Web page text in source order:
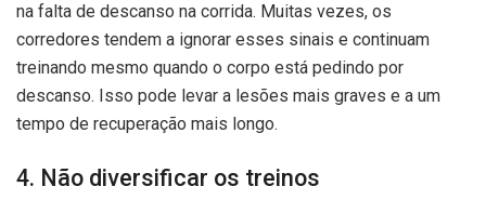
na falta de descanso na corrida. Muitas vezes, os
corredores tendem a ignorar esses sinais e continuam
treinando mesmo quando o corpo está pedindo por
descanso. Isso pode levar a lesões mais graves e a um
tempo de recuperação mais longo.
4. Não diversificar os treinos